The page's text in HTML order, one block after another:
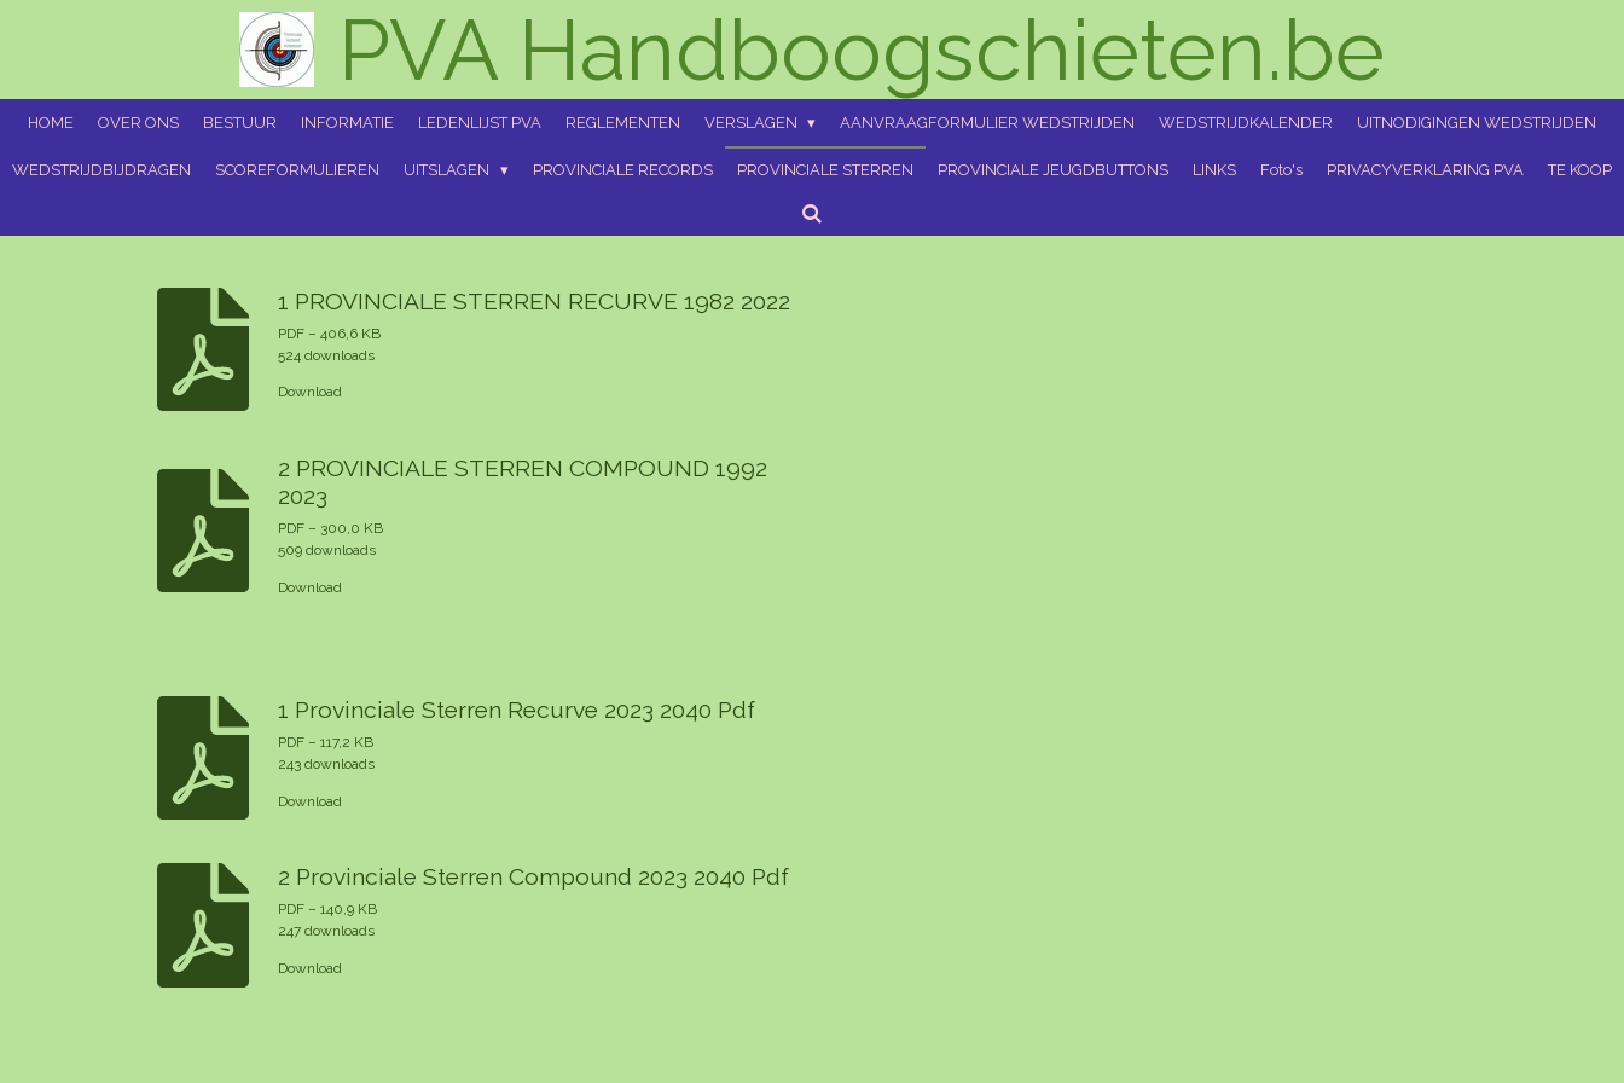
PVA Handboogschieten.be
HOME OVER ONS BESTUUR INFORMATIE LEDENLIJST PVA REGLEMENTEN VERSLAGEN AANVRAAGFORMULIER WEDSTRIJDEN WEDSTRIJDKALENDER UITNODIGINGEN WEDSTRIJDEN
WEDSTRIJDBIJDRAGEN SCOREFORMULIEREN UITSLAGEN PROVINCIALE RECORDS PROVINCIALE STERREN PROVINCIALE JEUGDBUTTONS LINKS Foto's PRIVACYVERKLARING PVA TE KOOP
1 PROVINCIALE STERREN RECURVE 1982 2022
PDF – 406,6 KB
524 downloads
Download
2 PROVINCIALE STERREN COMPOUND 1992
2023
PDF – 300,0 KB
509 downloads
Download
1 Provinciale Sterren Recurve 2023 2040 Pdf
PDF – 117,2 KB
243 downloads
Download
2 Provinciale Sterren Compound 2023 2040 Pdf
PDF – 140,9 KB
247 downloads
Download